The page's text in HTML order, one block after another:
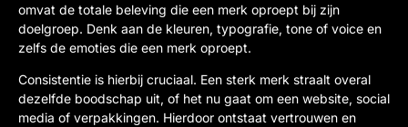
omvat de totale beleving die een merk oproept bij zijn
doelgroep. Denk aan de kleuren, typografie, tone of voice en
zelfs de emoties die een merk oproept.
Consistentie is hierbij cruciaal. Een sterk merk straalt overal
dezelfde boodschap uit, of het nu gaat om een website, social
media of verpakkingen. Hierdoor ontstaat vertrouwen en